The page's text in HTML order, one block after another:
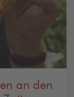
an den